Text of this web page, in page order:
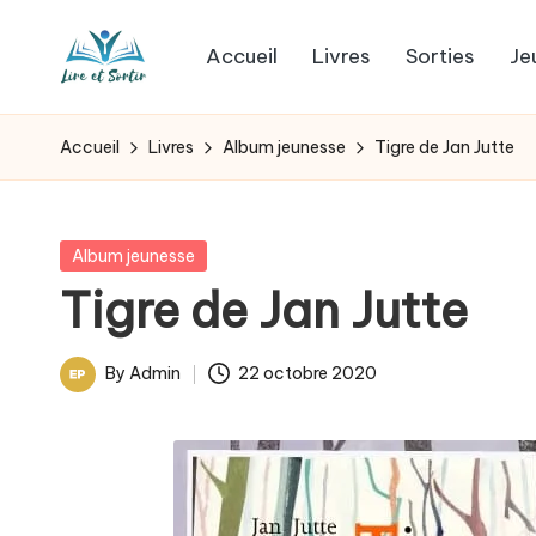
L
i
e
e
t
livres
pour
les
goûts,
pour
Accueil Livres Sorties
Accueil Livres Album jeunesse Tigre de Jan Jutte
Posted
Album jeunesse
Tigre de Jan Jutte
Posted
By Admin 22 octobre 2020